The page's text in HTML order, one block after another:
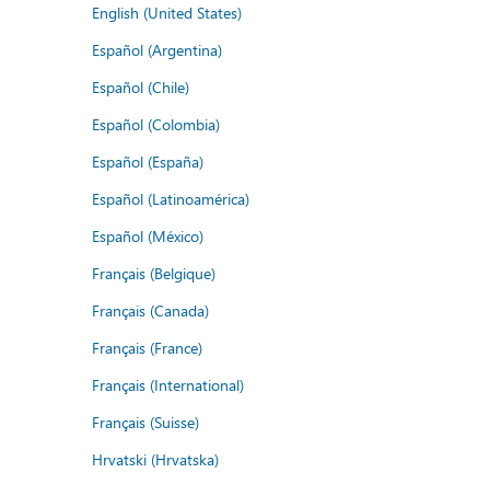
English (United States)
Español (Argentina)
Español (Chile)
Español (Colombia)
Español (España)
Español (Latinoamérica)
Español (México)
Français (Belgique)
Français (Canada)
Français (France)
Français (International)
Français (Suisse)
Hrvatski (Hrvatska)